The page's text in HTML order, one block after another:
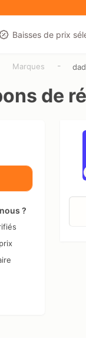
Baisses de prix
Marques -
de
?